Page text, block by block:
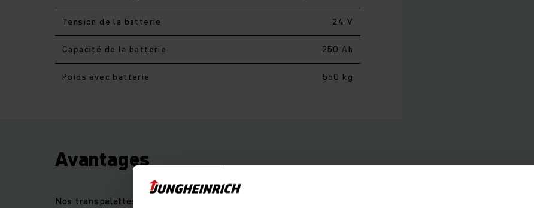
Tension de la batterie 24 V
Capacité de la batterie 250 Ah
Poids avec batterie 560 kg
Avantages
Nos transpalettes électriques accompagnants robustes et performants EJE 2r sont les assistants